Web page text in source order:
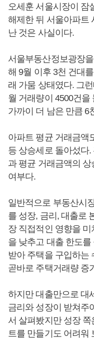
오세훈 서울시장이 잠
해제한 뒤 서울아파트
난 것은 사실이다.
서울부동산정보광장
해 9월 이후 3천 건대
래 가뭄 상태였다. 그
월 거래량이 4500건
가까이 더 남은 만큼 6
아파트 평균 거래금액
등 상승세로 돌아섰다
과 평균 거래금액의 상
여부다.
일반적으로 부동산시
를 성장, 금리, 대출로
장 직접적인 영향을
을 낮추고 대출 한도
받아 주택을 구입하는
곧바로 주택거래량 증
하지만 대출만으로 대
금리와 성장이 받쳐주
서 살펴봤지만 성장
트를 만들기도 어려워